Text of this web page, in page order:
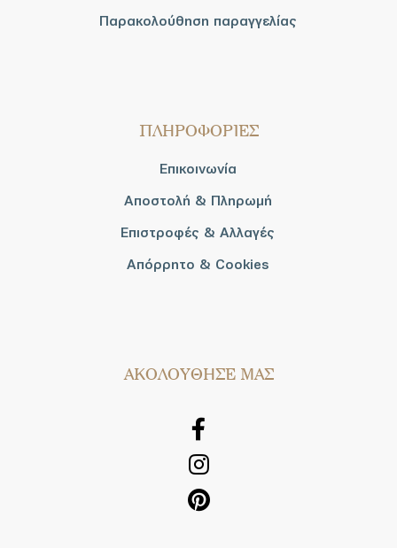
Παρακολούθηση παραγγελίας
ΠΛΗΡΟΦΟΡΙΕΣ
Επικοινωνία
Αποστολή & Πληρωμή
Επιστροφές & Αλλαγές
Απόρρητο & Cookies
AΚΟΛΟΥΘΗΣΕ ΜΑΣ